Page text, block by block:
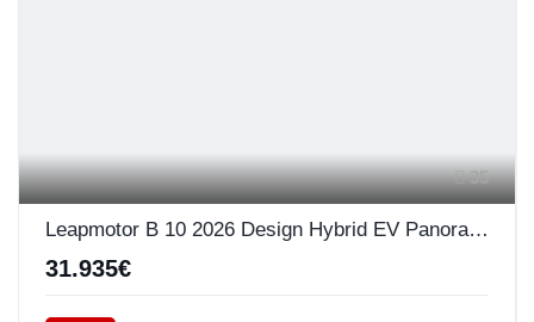
35
Leapmotor B 10 2026 Design Hybrid EV Panorama
31.935€